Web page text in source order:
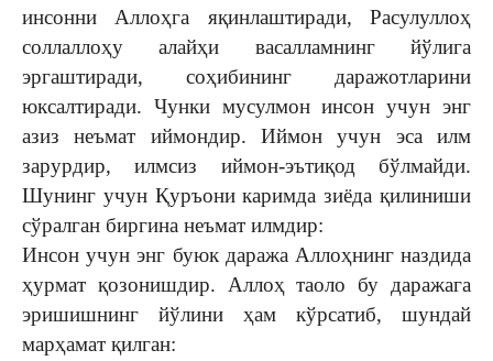
инсонни Аллоҳга яқинлаштиради, Расулуллоҳ
соллаллоҳу алайҳи васалламнинг йўлига
эргаштиради, соҳибининг даражотларини
юксалтиради. Чунки мусулмон инсон учун энг
азиз неъмат иймондир. Иймон учун эса илм
зарурдир, илмсиз иймон-эътиқод бўлмайди.
Шунинг учун Қуръони каримда зиёда қилиниши
сўралган биргина неъмат илмдир:
Инсон учун энг буюк даража Аллоҳнинг наздида
ҳурмат қозонишдир. Аллоҳ таоло бу даражага
эришишнинг йўлини ҳам кўрсатиб, шундай
марҳамат қилган: